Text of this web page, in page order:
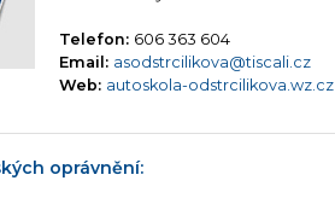
Telefon: 606 363 604
Email: asodstrcilikova@tiscali.cz
Web: autoskola-odstrcilikova.wz.cz
oprávnění: